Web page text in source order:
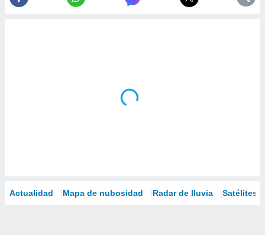
Actualidad Mapa de nubosidad Radar de lluvia Satélites